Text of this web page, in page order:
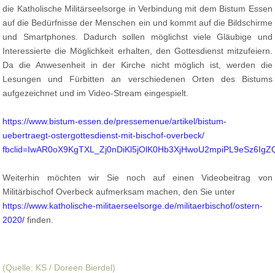
die Katholische Militärseelsorge in Verbindung mit dem Bistum Essen
auf die Bedürfnisse der Menschen ein und kommt auf die Bildschirme
und Smartphones. Dadurch sollen möglichst viele Gläubige und
Interessierte die Möglichkeit erhalten, den Gottesdienst mitzufeiern.
Da die Anwesenheit in der Kirche nicht möglich ist, werden die
Lesungen und Fürbitten an verschiedenen Orten des Bistums
aufgezeichnet und im Video-Stream eingespielt.
https://www.bistum-essen.de/pressemenue/artikel/bistum-
uebertraegt-ostergottesdienst-mit-bischof-overbeck/
Weiterhin möchten wir Sie noch auf einen Videobeitrag von
Militärbischof Overbeck aufmerksam machen, den Sie unter
https://www.katholische-militaerseelsorge.de/militaerbischof/ostern-
2020/ finden.
(Quelle: KS / Doreen Bierdel)